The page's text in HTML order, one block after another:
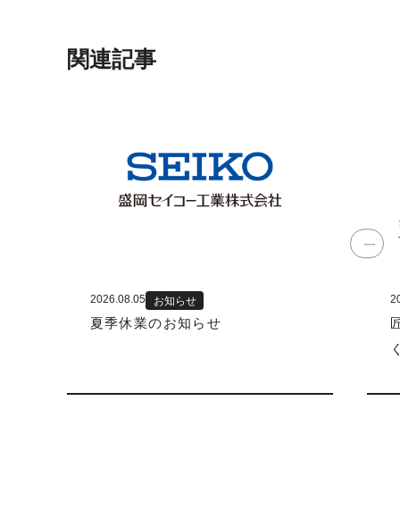
関連記事
2026.08.05 お知らせ
夏季休業のお知らせ